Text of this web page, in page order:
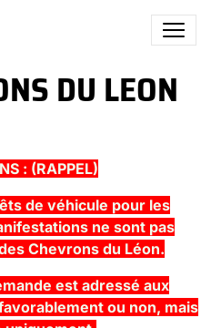
DU LEON
: (RAPPEL)
de véhicule pour les
ne sont pas
Chevrons du Léon.
est adressé aux
ou non, mais